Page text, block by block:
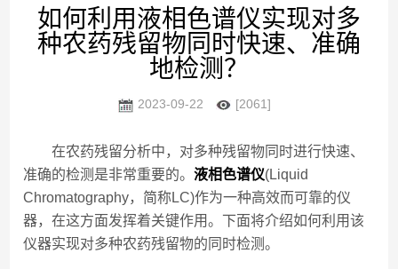
如何利用液相色谱仪实现对多
种农药残留物同时快速、准确
地检测？
2023-09-22 [2061]
在农药残留分析中，对多种残留物同时进行快速、
准确的检测是非常重要的。液相色谱仪(Liquid
Chromatography，简称LC)作为一种高效而可靠的仪
器，在这方面发挥着关键作用。下面将介绍如何利用该
仪器实现对多种农药残留物的同时检测。